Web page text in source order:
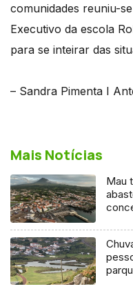
comunidades reuniu-
Executivo da escola
para se inteirar das
– Sandra Pimenta I
Mais Notícias
Mau